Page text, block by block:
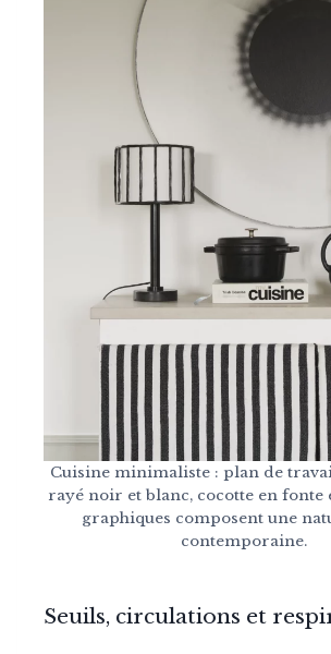
Cuisine minimaliste : plan de
rayé noir et blanc, cocotte en fonte
graphiques composent une
contemporaine.
Seuils, circulations et